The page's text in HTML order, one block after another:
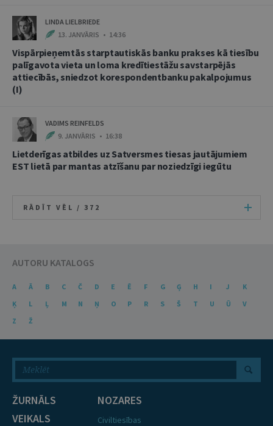
LINDA LIELBRIEDE
13. JANVĀRIS • 14:36
Vispārpieņemtās starptautiskās banku prakses kā tiesību
palīgavota vieta un loma kredītiestāžu savstarpējās
attiecībās, sniedzot korespondentbanku pakalpojumus
(I)
VADIMS REINFELDS
9. JANVĀRIS • 16:38
Lietderīgas atbildes uz Satversmes tiesas jautājumiem
EST lietā par mantas atzīšanu par noziedzīgi iegūtu
RĀDĪT VĒL / 372
AUTORU KATALOGS
A Ā B C Č D E Ē F G Ģ H I J
K
Ķ
L Ļ M N Ņ O P R S Š T U Ū
V
Z
Ž
ŽURNĀLS
VEIKALS
NOZARES
Civiltiesības